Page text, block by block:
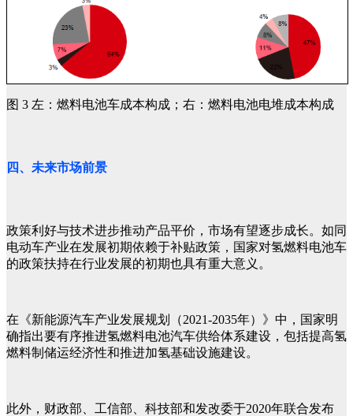
图 3 左：燃料电池车成本构成；右：燃料电池电堆成本构成
四、未来市场前景
政策利好与技术进步推动产品平价，市场有望逐步成长。如同
电动车产业在发展初期依赖于补贴政策，国家对氢燃料电池车
的政策扶持在行业发展的初期也具有重大意义。
在《新能源汽车产业发展规划（2021-2035年）》中，国家明
确指出要有序推进氢燃料电池汽车供给体系建设，包括提高氢
燃料制储运经济性和推进加氢基础设施建设。
此外，财政部、工信部、科技部和发改委于2020年联合发布